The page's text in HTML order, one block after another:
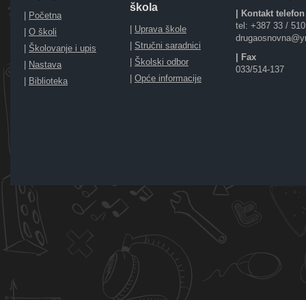
| Početna
| O školi
| Školovanje i upis
| Nastava
| Biblioteka
škola
| Uprava škole
| Stručni saradnici
| Školski odbor
| Opće informacije
| Kontakt telefon
tel: +387 33 /
| Fax
033/514-137